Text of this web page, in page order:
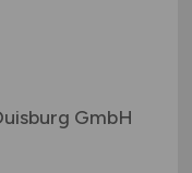
GmbH